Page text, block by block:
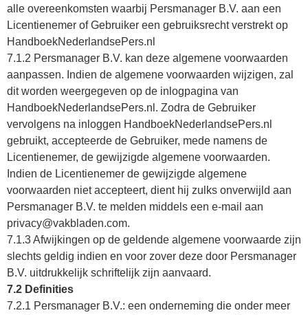
alle overeenkomsten waarbij Persmanager B.V. aan een
Licentienemer of Gebruiker een gebruiksrecht verstrekt op
HandboekNederlandsePers.nl
7.1.2 Persmanager B.V. kan deze algemene voorwaarden
aanpassen. Indien de algemene voorwaarden wijzigen, zal
dit worden weergegeven op de inlogpagina van
HandboekNederlandsePers.nl. Zodra de Gebruiker
vervolgens na inloggen HandboekNederlandsePers.nl
gebruikt, accepteerde de Gebruiker, mede namens de
Licentienemer, de gewijzigde algemene voorwaarden.
Indien de Licentienemer de gewijzigde algemene
voorwaarden niet accepteert, dient hij zulks onverwijld aan
Persmanager B.V. te melden middels een e-mail aan
privacy@vakbladen.com.
7.1.3 Afwijkingen op de geldende algemene voorwaarde zijn
slechts geldig indien en voor zover deze door Persmanager
B.V. uitdrukkelijk schriftelijk zijn aanvaard.
7.2 Definities
7.2.1 Persmanager B.V.: een onderneming die onder meer